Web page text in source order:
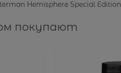
Hemisphere Special Edition
покупают